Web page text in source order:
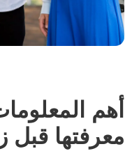
أهم
معرفتها قبل